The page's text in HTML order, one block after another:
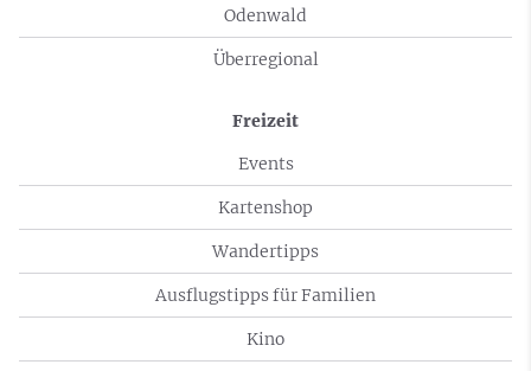
Odenwald
Überregional
Freizeit
Events
Kartenshop
Wandertipps
Ausflugstipps für Familien
Kino